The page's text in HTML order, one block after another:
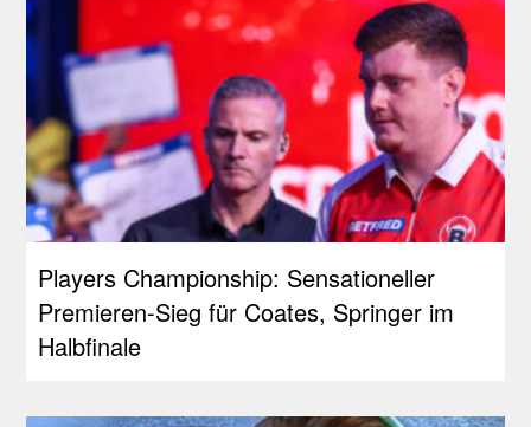
Players Championship: Sensationeller
Premieren-Sieg für Coates, Springer im
Halbfinale